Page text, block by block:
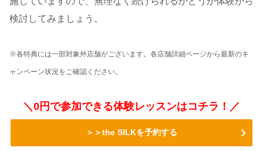
検討してみましょう。
※各特典には一部対象外店舗がございます。各店舗詳細ページから最新のキ
ャンペーン状況をご確認ください。
＼0円で参加できる体験レッスンはコチラ！／
＞＞the SILKを予約する